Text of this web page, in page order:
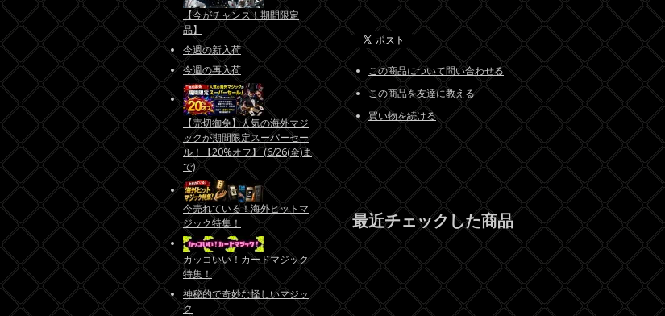
この商品について問い合わせる
この商品を友達に教える
買い物を続ける
最近チェックした商品
【今がチャンス！期間限定
品】
今週の新入荷
今週の再入荷
【売切御免】人気の海外マジ
ックが期間限定スーパーセー
ル！【20%オフ】 (6/26(金)ま
で)
今売れている！海外ヒットマ
ジック特集！
カッコいい！カードマジック
特集！
神秘的で奇妙な怪しいマジッ
ク